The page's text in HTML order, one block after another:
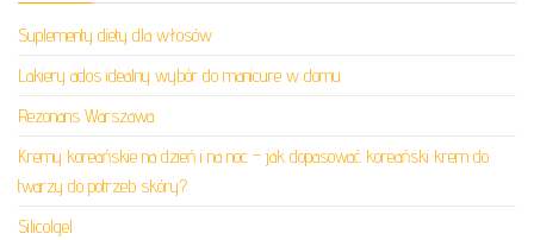
Suplementy diety dla włosów
Lakiery ados idealny wybór do manicure w domu
Rezonans Warszawa
Kremy koreańskie na dzień i na noc – jak dopasować koreański krem do
twarzy do potrzeb skóry?
Silicolgel